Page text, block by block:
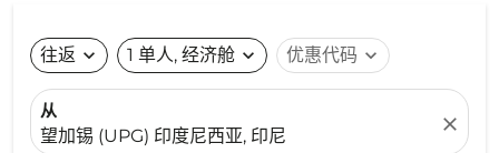
往返 expand_more 1 单人, 经济舱 expand_more 优惠代码 expand_more
从
望加锡 (UPG) 印度尼西亚, 印尼
close